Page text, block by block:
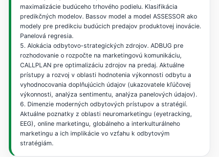
maximalizácie budúceho trhového podielu. Klasifikácia
predikčných modelov. Bassov model a model ASSESSOR ako
modely pre predikciu budúcich predajov produktovej inovácie.
Panelová regresia.
5. Alokácia odbytovo-strategických zdrojov. ADBUG pre
rozhodovanie o rozpočte na marketingovú komunikáciu,
CALLPLAN pre optimalizáciu zdrojov na predaj. Aktuálne
prístupy a rozvoj v oblasti hodnotenia výkonnosti odbytu a
vyhodnocovania doplňujúcich údajov (ukazovatele kľúčovej
výkonnosti, analýza sentimentu, analýza panelových údajov).
6. Dimenzie moderných odbytových prístupov a stratégií.
Aktuálne poznatky z oblasti neuromarketingu (eyetracking,
EEG), online marketingu, globálneho a interkulturálneho
marketingu a ich implikácie vo vzťahu k odbytovým
stratégiám.